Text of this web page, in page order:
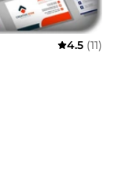
4.5 (11)